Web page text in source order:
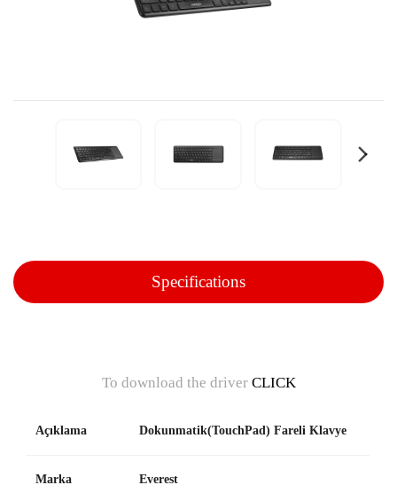
Specifications
To download the driver CLICK
Açıklama Dokunmatik(TouchPad) Fareli Klavye
Marka Everest